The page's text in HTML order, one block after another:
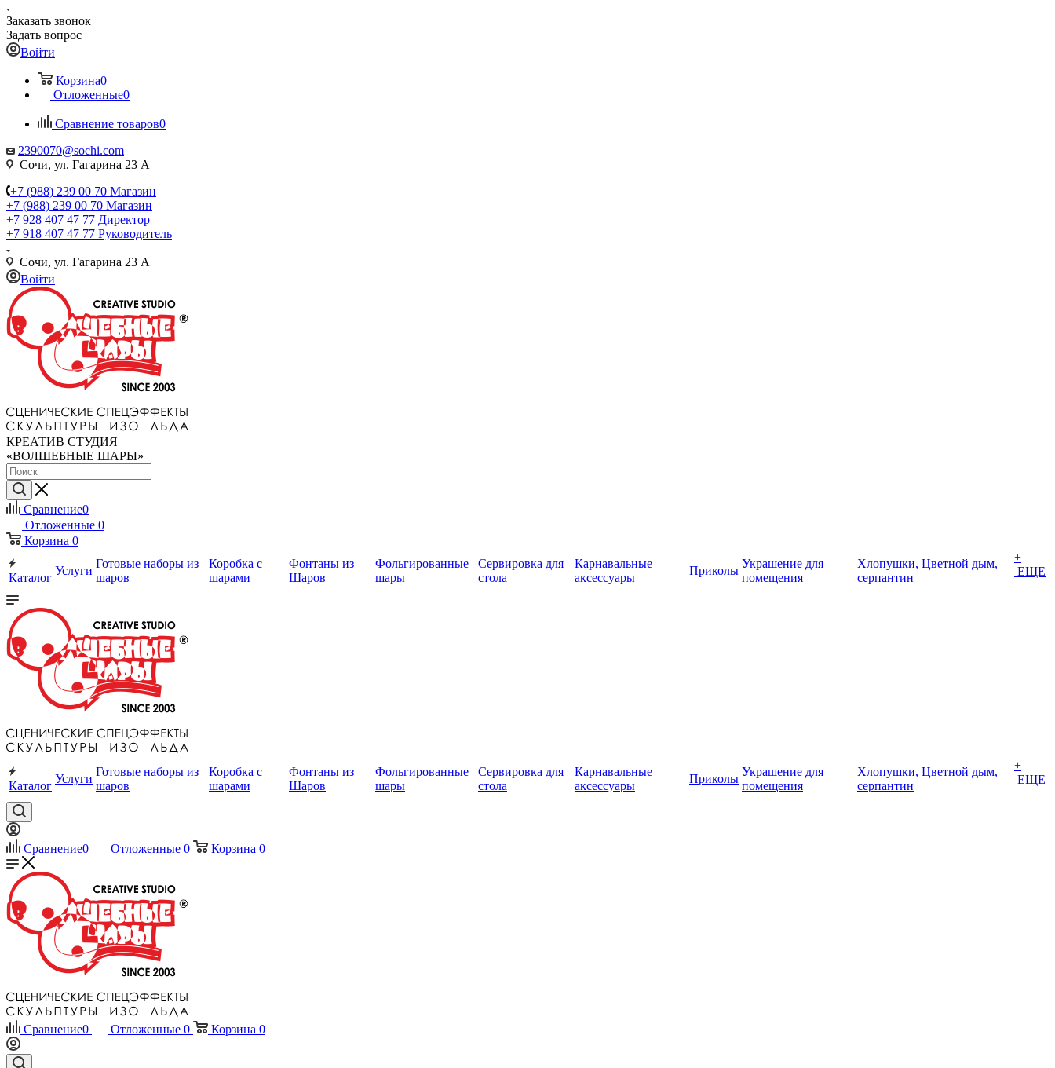
Заказать звонок
Задать вопрос
Войти
Корзина0
Отложенные0
Сравнение товаров0
2390070@sochi.com
Сочи, ул. Гагарина 23 А
+7 (988) 239 00 70 Магазин
+7 (988) 239 00 70 Магазин
+7 928 407 47 77 Директор
+7 918 407 47 77 Руководитель
Сочи, ул. Гагарина 23 А
Войти
КРЕАТИВ СТУДИЯ
«ВОЛШЕБНЫЕ ШАРЫ»
Сравнение0
Отложенные 0
Корзина 0
Каталог
Услуги
Готовые наборы из
шаров
Коробка с
шарами
Фонтаны из
Шаров
Фольгированные
шары
Сервировка для
стола
Карнавальные
аксессуары
Приколы
Украшение для
помещения
Хлопушки, Цветной дым,
серпантин
+
ЕЩЕ
Каталог
Услуги
Готовые наборы из
шаров
Коробка с
шарами
Фонтаны из
Шаров
Фольгированные
шары
Сервировка для
стола
Карнавальные
аксессуары
Приколы
Украшение для
помещения
Хлопушки, Цветной дым,
серпантин
+
ЕЩЕ
Сравнение0 Отложенные 0 Корзина 0
Сравнение0 Отложенные 0 Корзина 0